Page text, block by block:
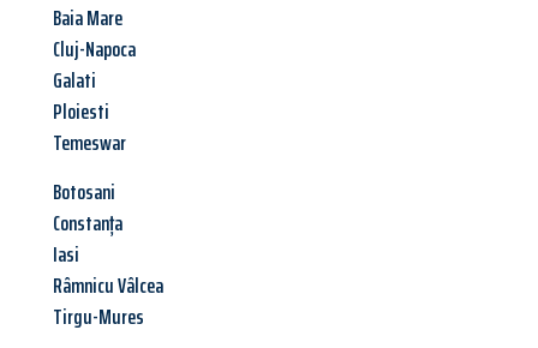
Baia Mare
Cluj-Napoca
Galati
Ploiesti
Temeswar
Botosani
Constanța
Iasi
Râmnicu Vâlcea
Tirgu-Mures